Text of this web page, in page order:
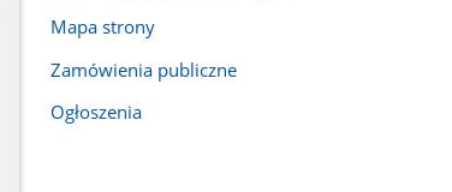
Mapa strony
Zamówienia publiczne
Ogłoszenia